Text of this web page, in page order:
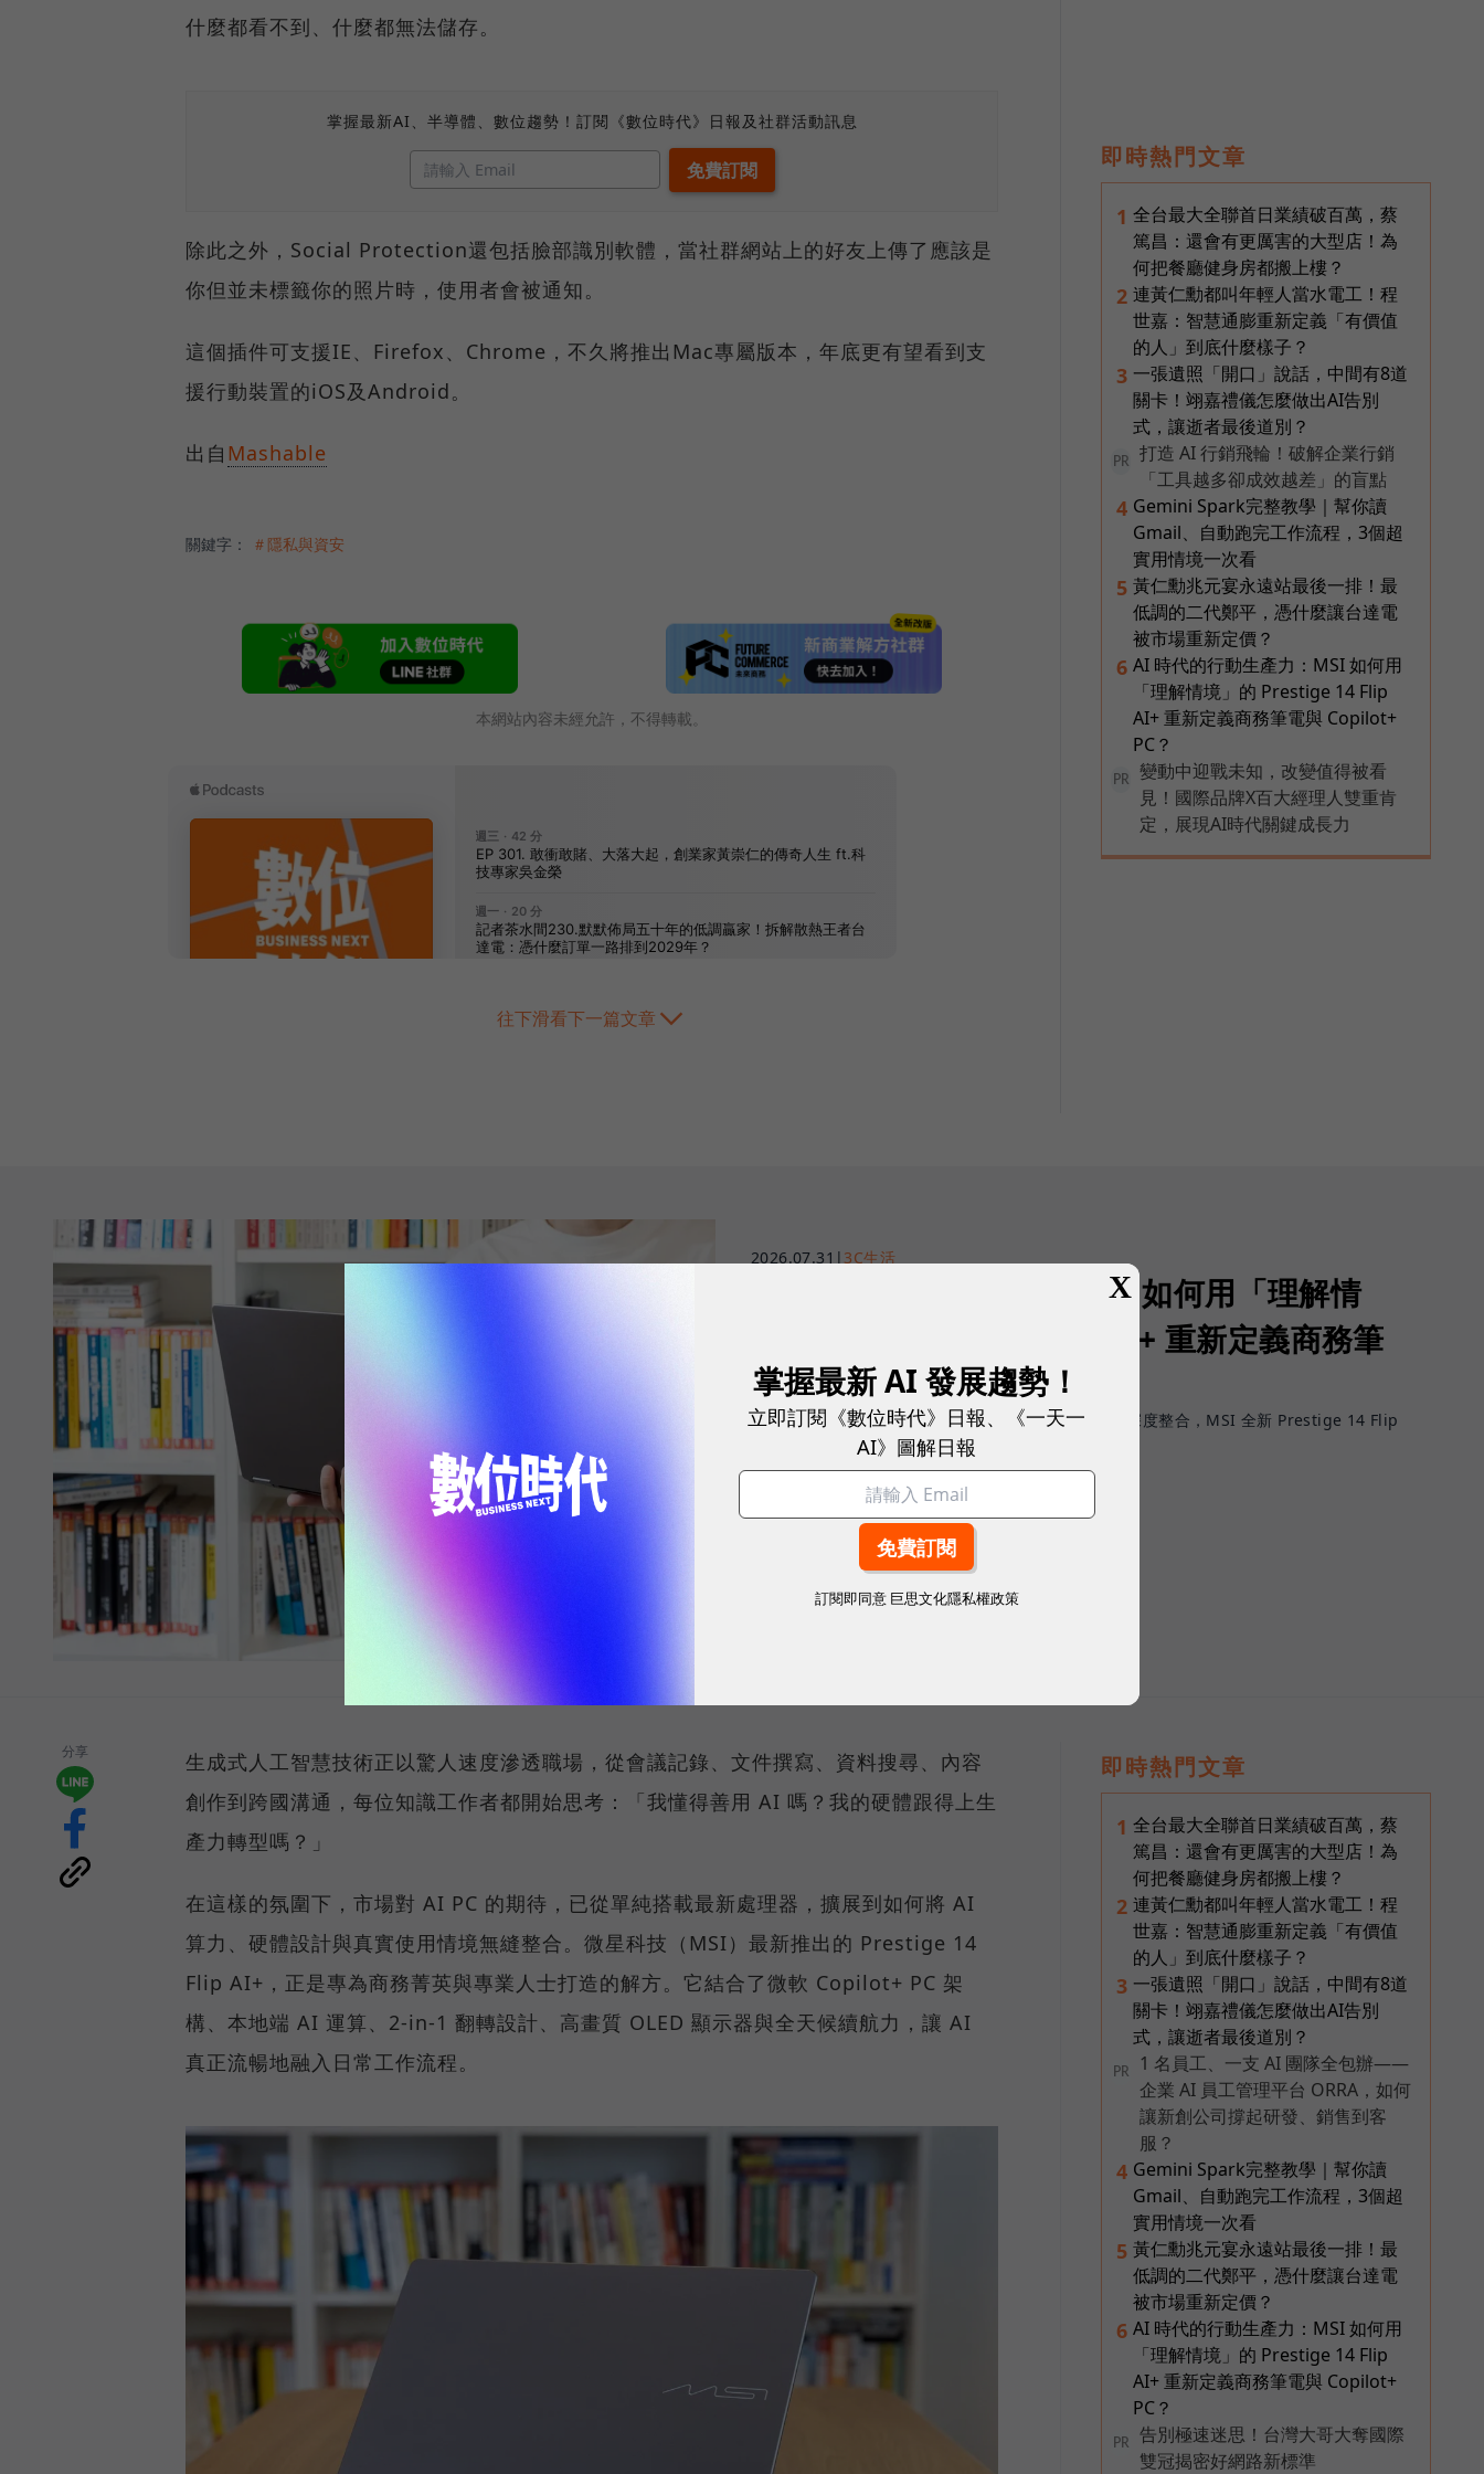
什麼都看不到、什麼都無法儲存。
掌握最新AI、半導體、數位趨勢！訂閱《數位時代》日報及社群活動訊息
除此之外，Social Protection還包括臉部識別軟體，當社群網站上的好友上傳了應該是
你但並未標籤你的照片時，使用者會被通知。
這個插件可支援IE、Firefox、Chrome，不久將推出Mac專屬版本，年底更有望看到支
援行動裝置的iOS及Android。
出自 Mashable
關鍵字： ＃隱私與資安
本網站內容未經允許，不得轉載。
往下滑看下一篇文章
即時熱門文章
1 全台最大全聯首日業績破百萬，蔡
篤昌：還會有更厲害的大型店！為
何把餐廳健身房都搬上樓？
2 連黃仁勳都叫年輕人當水電工！程
世嘉：智慧通膨重新定義「有價值
的人」到底什麼樣子？
3 一張遺照「開口」說話，中間有8道
關卡！翊嘉禮儀怎麼做出AI告別
式，讓逝者最後道別？
PR
打造 AI 行銷飛輪！破解企業行銷
「工具越多卻成效越差」的盲點
4 Gemini Spark完整教學｜幫你讀
Gmail、自動跑完工作流程，3個超
實用情境一次看
5 黃仁勳兆元宴永遠站最後一排！最
低調的二代鄭平，憑什麼讓台達電
被市場重新定價？
6 AI 時代的行動生產力：MSI 如何用
「理解情境」的 Prestige 14 Flip
AI+ 重新定義商務筆電與 Copilot+
PC？
PR
變動中迎戰未知，改變值得被看
見！國際品牌X百大經理人雙重肯
定，展現AI時代關鍵成長力
2026.07.31 | 3C生活
AI 時代的行動生產力：MSI 如何用「理解情
境」的 Prestige 14 Flip AI+ 重新定義商務筆
電與 Copilot+ PC？
當 AI 成為貼身助理，筆電從效能競賽進展到工作情境深度整合，MSI 全新 Prestige 14 Flip
AI+商務筆電亦重新定義現代工作體驗。
sponsored by
微星科技
分享
生成式人工智慧技術正以驚人速度滲透職場，從會議記錄、文件撰寫、資料搜尋、內容
創作到跨國溝通，每位知識工作者都開始思考：「我懂得善用 AI 嗎？我的硬體跟得上生
產力轉型嗎？」
在這樣的氛圍下，市場對 AI PC 的期待，已從單純搭載最新處理器，擴展到如何將 AI
算力、硬體設計與真實使用情境無縫整合。微星科技（MSI）最新推出的 Prestige 14
Flip AI+，正是專為商務菁英與專業人士打造的解方。它結合了微軟 Copilot+ PC 架
構、本地端 AI 運算、2-in-1 翻轉設計、高畫質 OLED 顯示器與全天候續航力，讓 AI
真正流暢地融入日常工作流程。
即時熱門文章
1 全台最大全聯首日業績破百萬，蔡
篤昌：還會有更厲害的大型店！為
何把餐廳健身房都搬上樓？
2 連黃仁勳都叫年輕人當水電工！程
世嘉：智慧通膨重新定義「有價值
的人」到底什麼樣子？
3 一張遺照「開口」說話，中間有8道
關卡！翊嘉禮儀怎麼做出AI告別
式，讓逝者最後道別？
PR
1 名員工、一支 AI 團隊全包辦——
企業 AI 員工管理平台 ORRA，如何
讓新創公司撐起研發、銷售到客
服？
4 Gemini Spark完整教學｜幫你讀
Gmail、自動跑完工作流程，3個超
實用情境一次看
5 黃仁勳兆元宴永遠站最後一排！最
低調的二代鄭平，憑什麼讓台達電
被市場重新定價？
6 AI 時代的行動生產力：MSI 如何用
「理解情境」的 Prestige 14 Flip
AI+ 重新定義商務筆電與 Copilot+
PC？
PR
告別極速迷思！台灣大哥大奪國際
雙冠揭密好網路新標準
X
掌握最新 AI 發展趨勢！
立即訂閱《數位時代》日報、《一天一
AI》圖解日報
訂閱即同意 巨思文化隱私權政策